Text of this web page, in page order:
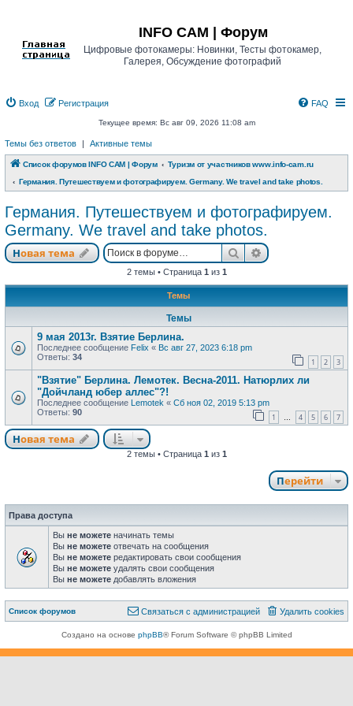
INFO CAM | Форум
Цифровые фотокамеры: Новинки, Тесты фотокамер,
Галерея, Обсуждение фотографий
Вход Регистрация FAQ
Текущее время: Вс авг 09, 2026 11:08 am
Темы без ответов | Активные темы
Список форумов INFO CAM | Форум
Туризм от участников www.info-cam.ru
Германия. Путешествуем и фотографируем. Germany. We travel and take photos.
Германия. Путешествуем и фотографируем.
Germany. We travel and take photos.
Новая тема
Новаятема ПоискРасширенный
2 темы • Страница 1 из 1
Темы
Темы
9 мая 2013г. Взятие Берлина.
Последнее сообщение Felix « Вс авг 27, 2023 6:18 pm
Ответы: 34 1 2 3
"Взятие" Берлина. Лемотек. Весна-2011. Натюрлих ли
"Дойчланд юбер аллес"?!
Последнее сообщение Lemotek « Сб ноя 02, 2019 5:13 pm
Ответы: 90 1 … 4 5 6 7
Новая тема
Новаятема
2 темы • Страница 1 из 1
Перейти
Права доступа
Вы не можете начинать темы
Вы не можете отвечать на сообщения
Вы не можете редактировать свои сообщения
Вы не можете удалять свои сообщения
Вы не можете добавлять вложения
Список форумов Удалить cookies
Связаться с
Связаться с администрацией
Создано на основе phpBB® Forum Software © phpBB Limited